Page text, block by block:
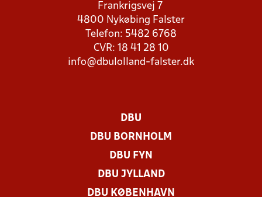
Frankrigsvej 7
4800 Nykøbing Falster
Telefon: 5482 6768
CVR: 18 41 28 10
info@dbulolland-falster.dk
DBU
DBU BORNHOLM
DBU FYN
DBU JYLLAND
DBU KØBENHAVN